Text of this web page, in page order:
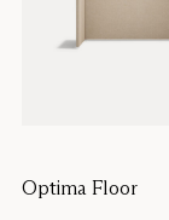
Optima Floor